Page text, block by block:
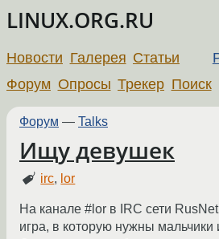
LINUX.ORG.RU
Новости Галерея Статьи
Форум Опросы Трекер Поиск
Форум — Talks
Ищу девушек
irc, lor
На канале #lor в IRC сети
игра, в которую нужны мальчики